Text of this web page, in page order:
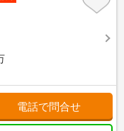
電話で問合せ